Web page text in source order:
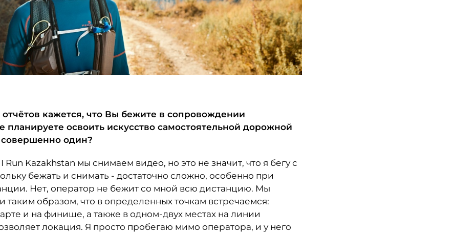
кажется, что Вы бежите в сопровождении
планируете освоить искусство самостоятельной дорожной
один?
Run Kazakhstan мы снимаем видео, но это не значит, что я бегу с
бежать и снимать - достаточно сложно, особенно при
Нет, оператор не бежит со мной всю дистанцию. Мы
таким образом, что в определенных точкам встречаемся:
и на финише, а также в одном-двух местах на линии
локация. Я просто пробегаю мимо оператора, и у него